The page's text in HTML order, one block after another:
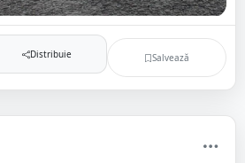
Distribuie Salvează